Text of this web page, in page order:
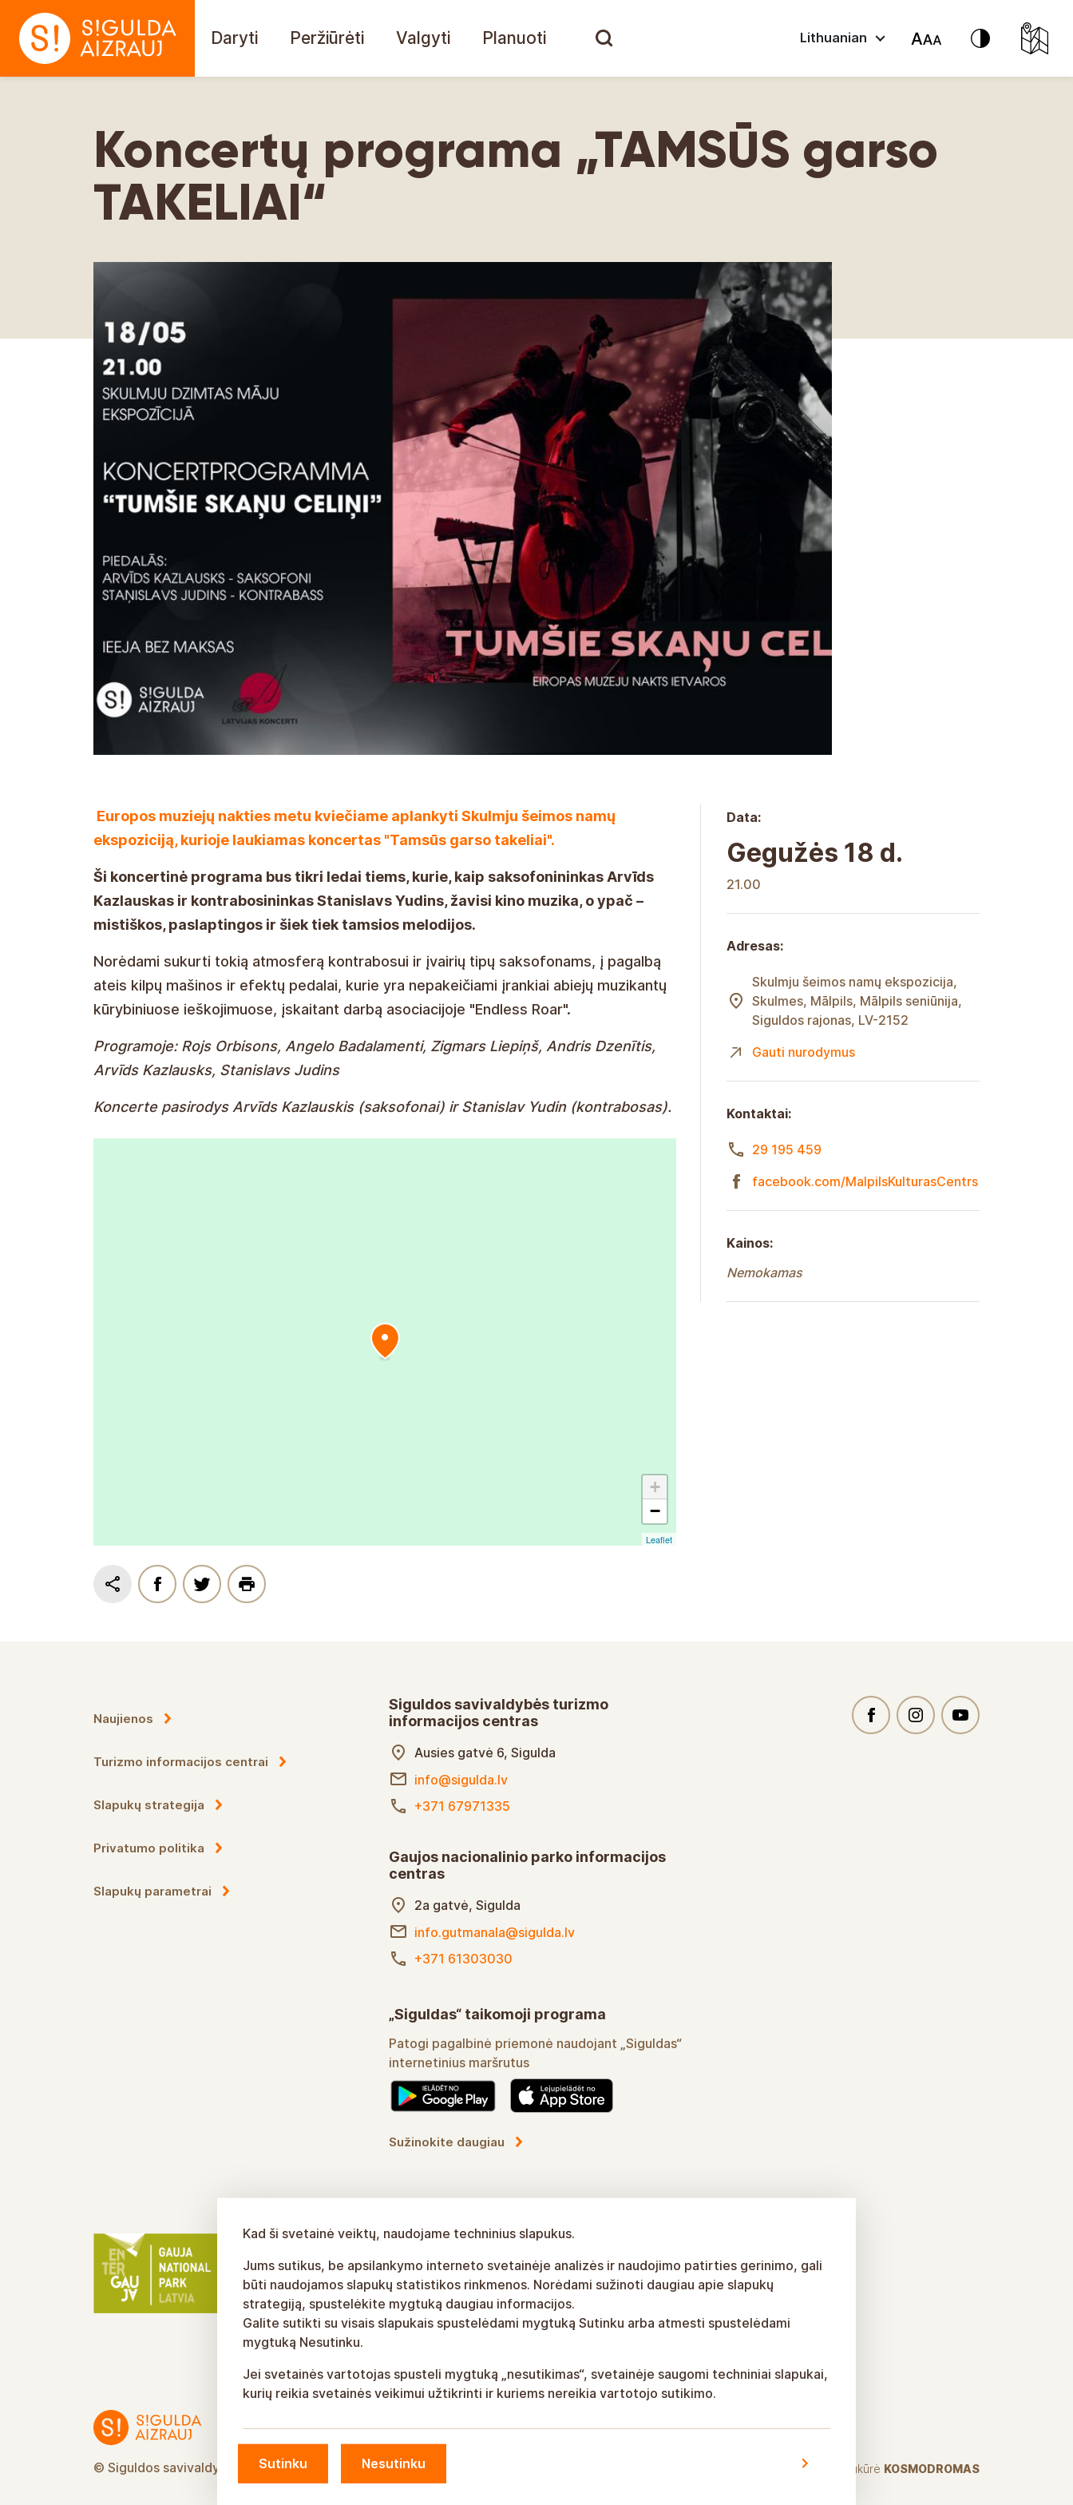
Daryti Peržiūrėti Valgyti Planuoti Lithuanian
Koncertų programa „TAMSŪS garso
TAKELIAI“
Europos muziejų nakties metu kviečiame aplankyti Skulmju šeimos namų
ekspoziciją, kurioje laukiamas koncertas "Tamsūs garso takeliai".
Ši koncertinė programa bus tikri ledai tiems, kurie, kaip saksofonininkas Arvīds
Kazlauskas ir kontrabosininkas Stanislavs Yudins, žavisi kino muzika, o ypač –
mistiškos, paslaptingos ir šiek tiek tamsios melodijos.
Norėdami sukurti tokią atmosferą kontrabosui ir įvairių tipų saksofonams, į pagalbą
ateis kilpų mašinos ir efektų pedalai, kurie yra nepakeičiami įrankiai abiejų muzikantų
kūrybiniuose ieškojimuose, įskaitant darbą asociacijoje "Endless Roar".
Programoje: Rojs Orbisons, Angelo Badalamenti, Zigmars Liepiņš, Andris Dzenītis,
Arvīds Kazlausks, Stanislavs Judins
Koncerte pasirodys Arvīds Kazlauskis (saksofonai) ir Stanislav Yudin (kontrabosas).
+
−
Leaflet
Data:
Gegužės 18 d.
21.00
Adresas:
Skulmju šeimos namų ekspozicija,
Skulmes, Mālpils, Mālpils seniūnija,
Siguldos rajonas, LV-2152
Gauti nurodymus
Kontaktai:
29 195 459
facebook.com/MalpilsKulturasCentrs
Kainos:
Nemokamas
Naujienos
Turizmo informacijos centrai
Slapukų strategija
Privatumo politika
Slapukų parametrai
Siguldos savivaldybės turizmo
informacijos centras
Ausies gatvė 6, Sigulda
info@sigulda.lv
+371 67971335
Gaujos nacionalinio parko informacijos
centras
2a gatvė, Sigulda
info.gutmanala@sigulda.lv
+371 61303030
„Siguldas“ taikomoji programa
Patogi pagalbinė priemonė naudojant „Siguldas“
internetinius maršrutus
Sužinokite daugiau
© Siguldos savivaldybė, 2026 m. Sukūrė KOSMODROMAS
Kad ši svetainė veiktų, naudojame techninius slapukus.
Jums sutikus, be apsilankymo interneto svetainėje analizės ir naudojimo patirties gerinimo, gali
būti naudojamos slapukų statistikos rinkmenos. Norėdami sužinoti daugiau apie slapukų
strategiją, spustelėkite mygtuką daugiau informacijos.
Galite sutikti su visais slapukais spustelėdami mygtuką Sutinku arba atmesti spustelėdami
mygtuką Nesutinku.
Jei svetainės vartotojas spusteli mygtuką „nesutikimas“, svetainėje saugomi techniniai slapukai,
kurių reikia svetainės veikimui užtikrinti ir kuriems nereikia vartotojo sutikimo.
Sutinku Nesutinku